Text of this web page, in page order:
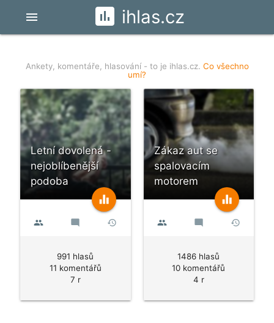
ihlas.cz
menu
Ankety, komentáře , hlasování- to je ihlas.cz. Co všechno
umí?
Letní dovolená -
nejoblíbenější
podoba
equalizer
people mode_comment history
991 hlasů
11 komentářů
7 r
Zákaz aut se
spalovacím
motorem
equalizer
people mode_comment history
1486 hlasů
10 komentářů
4 r